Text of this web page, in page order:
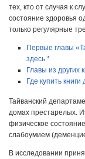
тех, кто от случая к
состояние здоровья
только регулярные
Первые главы
здесь *
Главы из других
Где купить
Тайванский
домах престарелых.
физическое
слабоумием
В исследовании